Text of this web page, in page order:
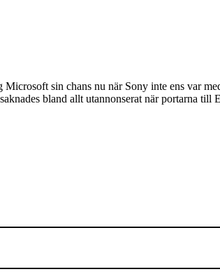
sin chans nu när Sony inte ens var
bland allt utannonserat när portarna